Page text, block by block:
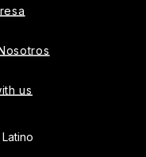
us